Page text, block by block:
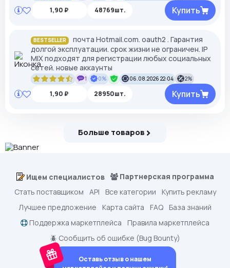
1,90 ₽ 48769шт. Купить
BESTSELLER
почта Hotmail.com. oauth2 . Гарантия
долгой эксплуатации. cрок жизни не ограничен. IP
MIX подходят для регистрации любых социальных
сетей. новые аккаунты
1 0% 06.08.2026 22:04 2%
1,90 ₽ 28950шт. Купить
Больше товаров
Ищем специалистов
Партнерская программа
Стать поставщиком
API Все категории
Купить рекламу
Лучшее предложение
Карта сайта FAQ
База знаний
Поддержка маркетплейса
Правила маркетплейса
🪲 Сообщить об ошибке (Bug Bounty)
Оставь отзыв о нашем